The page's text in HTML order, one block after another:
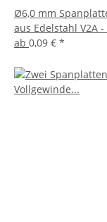
Ø6,0 mm
aus Edelstahl V2A
ab 0,09 € *